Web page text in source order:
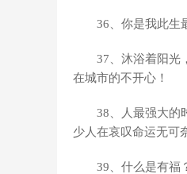
36、你是我此生
37、沐浴着阳光
在城市的不开心！
38、人最强大的
少人在哀叹命运无可
39、什么是有福